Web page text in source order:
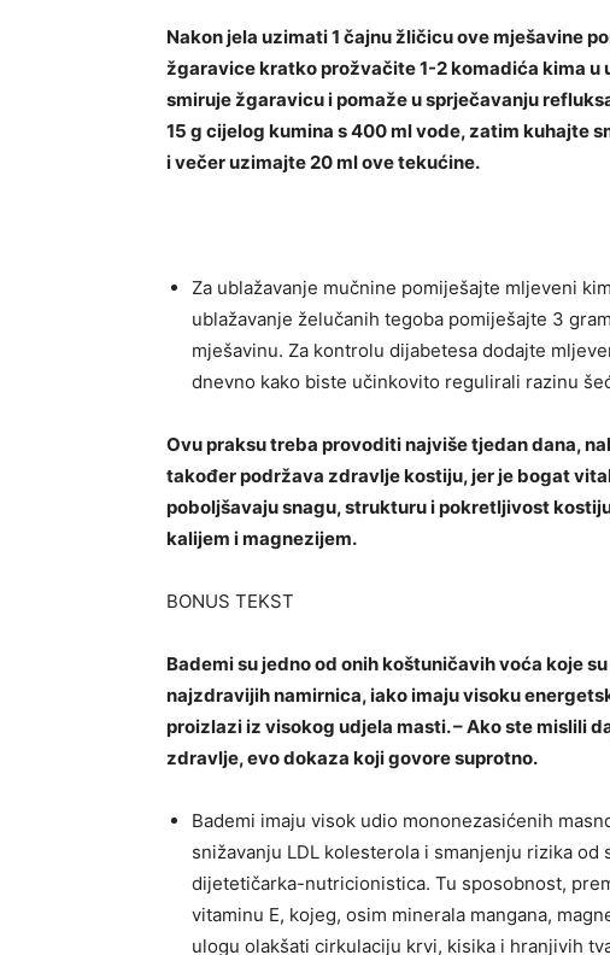
Nakon jela uzimati 1 čajnu žličicu ove mješavine
žgaravice kratko prožvačite 1-2 komadića kima u
smiruje žgaravicu i pomaže u sprječavanju
15 g cijelog kumina s 400 ml vode, zatim kuhajte
i večer uzimajte 20 ml ove tekućine.
Za ublažavanje mučnine pomiješajte mljeveni
ublažavanje želučanih tegoba pomiješajte 3
mješavinu. Za kontrolu dijabetesa dodajte
dnevno kako biste učinkovito regulirali razinu
Ovu praksu treba provoditi najviše tjedan dana,
također podržava zdravlje kostiju, jer je bogat
poboljšavaju snagu, strukturu i pokretljivost
kalijem i magnezijem.
BONUS TEKST
Bademi su jedno od onih koštuničavih voća koje
najzdravijih namirnica, iako imaju visoku
proizlazi iz visokog udjela masti. – Ako ste mislili
zdravlje, evo dokaza koji govore suprotno.
Bademi imaju visok udio mononezasićenih
snižavanju LDL kolesterola i smanjenju rizika
dijetetičarka-nutricionistica. Tu sposobnost,
vitaminu E, kojeg, osim minerala mangana,
ulogu olakšati cirkulaciju krvi, kisika i hranjivih